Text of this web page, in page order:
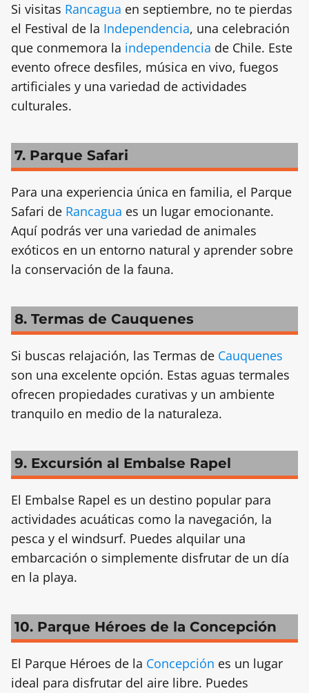
Si visitas Rancagua en septiembre, no te pierdas
el Festival de la Independencia, una celebración
que conmemora la independencia de Chile. Este
evento ofrece desfiles, música en vivo, fuegos
artificiales y una variedad de actividades
culturales.
7. Parque Safari
Para una experiencia única en familia, el Parque
Safari de Rancagua es un lugar emocionante.
Aquí podrás ver una variedad de animales
exóticos en un entorno natural y aprender sobre
la conservación de la fauna.
8. Termas de Cauquenes
Si buscas relajación, las Termas de Cauquenes
son una excelente opción. Estas aguas termales
ofrecen propiedades curativas y un ambiente
tranquilo en medio de la naturaleza.
9. Excursión al Embalse Rapel
El Embalse Rapel es un destino popular para
actividades acuáticas como la navegación, la
pesca y el windsurf. Puedes alquilar una
embarcación o simplemente disfrutar de un día
en la playa.
10. Parque Héroes de la Concepción
El Parque Héroes de la Concepción es un lugar
ideal para disfrutar del aire libre. Puedes